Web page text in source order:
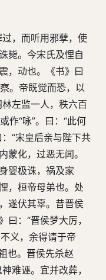
，而听用邪孽，使
毙。今宋氏及悝自
，动也。《书》曰
。帝既觉而恐，以
左监一人，秩六百
作“咏”。曰：“此何
“宋皇后亲与陛下共
蒙化，过恶无闻。
婴极诛，祸及家
，桓帝母弟也。处
遂伏其辜。昔晋侯
：“晋侯梦大厉，
义，余得请于帝
也。晋侯先杀赵
难诬。宜并改葬，